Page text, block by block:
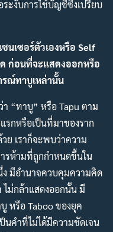
ระงับการใช้บัญชีซึ่งเปรียบ
นเซอร์ตัวเองหรือ Self
ด ก่อนที่จะแสดงออกหรือ
รณ์ทาบูเหล่านั้น
“ทาบู” หรือ Tapu ตาม
กหรือเป็นที่มาของราก
ย เราก็จะพบว่าความ
รห้ามที่ถูกกำหนดขึ้นใน
มีอำนาจควบคุมความคิด
ไม่กล้าแสดงออกนั้น มี
หรือ Taboo ของยุค
คำที่ไม่ได้มีความชัดเจน